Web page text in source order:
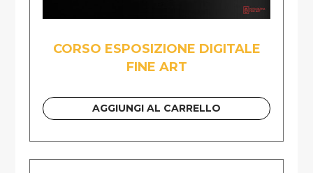
CORSO ESPOSIZIONE DIGITALE
FINE ART
AGGIUNGI AL CARRELLO